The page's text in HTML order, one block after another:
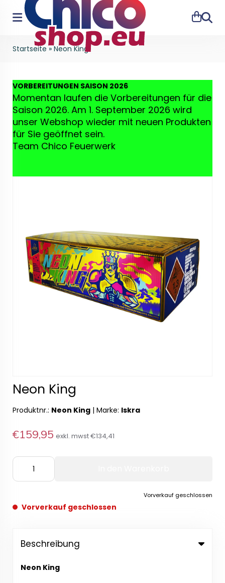
Suche
Startseite »Neon King
VORBEREITUNGEN SAISON 2026
Momentan laufen die Vorbereitungen für die
Saison 2026. Am 1. September 2026 wird
unser Webshop wieder mit neuen Produkten
für Sie geöffnet sein.
Team Chico Feuerwerk
Neon King
Produktnr.: Neon King | Marke: Iskra
€159,95 exkl. mwst€134,41
Vorverkauf geschlossen
Vorverkauf geschlossen
Beschreibung
Neon King